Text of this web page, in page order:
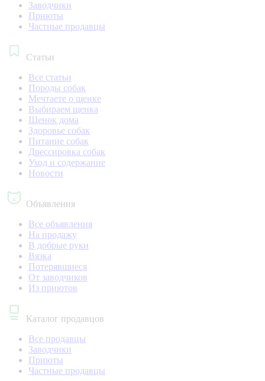
Заводчики
Приюты
Частные продавцы
Статьи
Все статьи
Породы собак
Мечтаете о щенке
Выбираем щенка
Щенок дома
Здоровье собак
Питание собак
Дрессировка собак
Уход и содержание
Новости
Объявления
Все объявления
На продажу
В добрые руки
Вязка
Потерявшиеся
От заводчиков
Из приютов
Каталог продавцов
Все продавцы
Заводчики
Приюты
Частные продавцы